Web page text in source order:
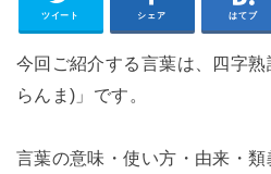
ツイート シェア はてブ
今回ご紹介する言葉は、四字
らんま)」です。
言葉の意味・使い方・由来・